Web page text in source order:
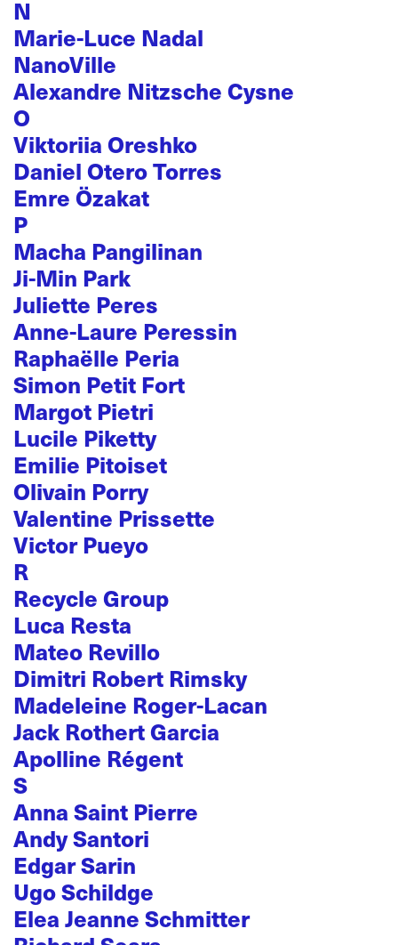
N
Marie-Luce Nadal
NanoVille
Alexandre Nitzsche Cysne
O
Viktoriia Oreshko
Daniel Otero Torres
Emre Özakat
P
Macha Pangilinan
Ji-Min Park
Juliette Peres
Anne-Laure Peressin
Raphaëlle Peria
Simon Petit Fort
Margot Pietri
Lucile Piketty
Emilie Pitoiset
Olivain Porry
Valentine Prissette
Victor Pueyo
R
Recycle Group
Luca Resta
Mateo Revillo
Dimitri Robert Rimsky
Madeleine Roger-Lacan
Jack Rothert Garcia
Apolline Régent
S
Anna Saint Pierre
Andy Santori
Edgar Sarin
Ugo Schildge
Elea Jeanne Schmitter